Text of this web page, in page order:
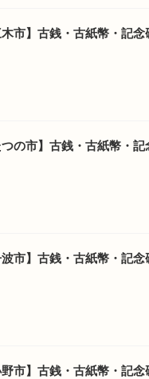
木市】古銭・古紙幣・記
つの市】古銭・古紙幣・
波市】古銭・古紙幣・記
野市】古銭・古紙幣・記